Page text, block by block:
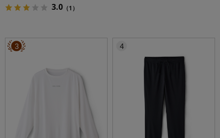
3.0 （1）
3 4